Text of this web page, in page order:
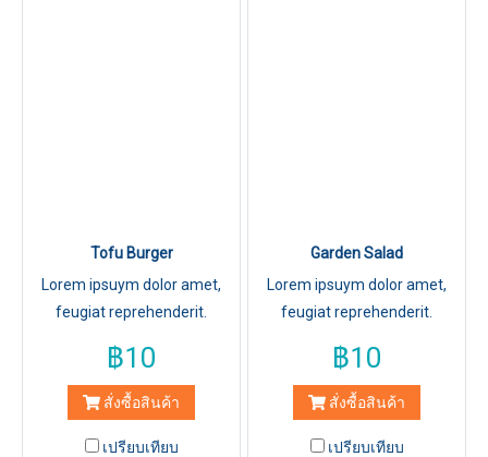
Tofu Burger
Lorem ipsuym dolor amet,
feugiat reprehenderit.
฿10
สั่งซื้อสินค้า
เปรียบเทียบ
Garden Salad
Lorem ipsuym dolor amet,
feugiat reprehenderit.
฿10
สั่งซื้อสินค้า
เปรียบเทียบ